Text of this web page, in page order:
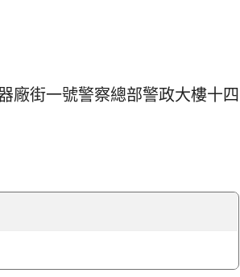
廠街一號警察總部警政大樓十四